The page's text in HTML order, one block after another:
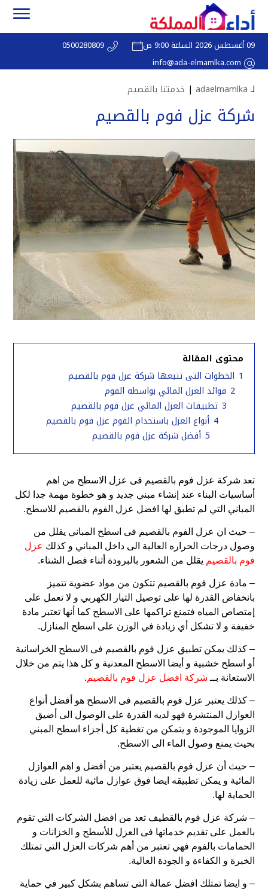
09 أغسطس 2026 الساعة 9:00 ص
0500280809
info@ada-elmamlka.com
لـ adaelmamlka
| خدمتنا بالقصيم
شركة عزل فوم بالقصيم
محتوى المقالة
1 الخطوات التى تتبعها شركة عزل فوم بالقصيم
2 فوائد العزل المائي بواسطه الفوم
3 تطبيقات العزل المائي عزل فوم بالقصيم
4 أنواع العزل باستخدام الفوم عزل فوم بالقصيم
5 أفضل شركة عزل فوم بالقصيم
تعد شركة عزل فوم بالقصيم فى عزل الاسطح من اهم
أساسيات البناء عند إنشاء مبني جديد و هو خطوة مهمة جدا لكل
المباني التي لم تطبق لها افضل عزل الفوم بالقصيم للاسطح.
– حيث ان عزل الفوم بالقصيم فى اسطح المباني يقلل من
وصول درجات الحراره العالية الى داخل المباني و كذلك عزل
فوم بالقصيم يقلل من الشعور بالبرودة أثناء فصل الشتاء.
– مادة عزل فوم بالقصيم تتكون من مواد عضوية تتميز
بانخفاض القدرة لها على توصيل التيار الكهربي و لا تعمل على
إمتصاص المياه فتمنع تراكمها على الاسطح كما أنها تعتبر مادة
خفيفة و لا تشكل أي زيادة في الوزن على اسطح المنازل.
– كذلك يمكن تطبيق عزل فوم بالقصيم فى الاسطح الخراسانية
أو اسطح خشبية و أيضا الاسطح المعدنية و كل هذا يتم من خلال
الاستعانة بــ شركة افضل عزل فوم بالقصيم.
– كذلك يعتبر عزل فوم بالقصيم فى الاسطح هو أفضل أنواع
العوازل المنتشرة فهو لديه القدرة على الوصول الى أضيق
الزوايا الموجودة و يتمكن من تغطية كل أجزاء اسطح المبني
بحيث يمنع وصول الماء الى الاسطح.
– حيث أن عزل فوم بالقصيم يعتبر من أفضل و اهم العوازل
المائية و يمكن تطبيقه ايضا فوق عوازل مائية للعمل على زيادة
الحماية لها.
– شركة عزل فوم بالقطيف تعد من افضل الشركات التي تقوم
بالعمل على تقديم خدماتها فى العزل للأسطح و الخزانات و
الحمامات بالفوم فهي تعتبر من أهم شركات العزل التي تمتلك
الخبرة و الكفاءة و الجودة العالية.
– و ايضا تمتلك افضل عمالة التى تساهم بشكل كبير في حماية